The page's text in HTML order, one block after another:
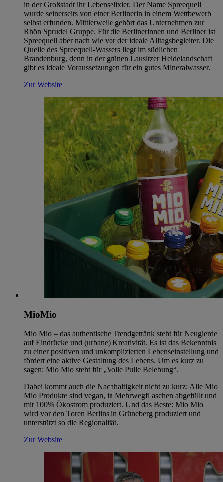
in der Großstadt ihr Lebenselixier. Der Name Spreequell
wurde seinerseits von einer Berlinerin in einem Wettbewerb
selbst erfunden. Mittlerweile gehört das Unternehmen zur
Rhön Sprudel Gruppe. Für die Berlinerinnen und Berliner ist
Spreequell aber nach wie vor der ideale Alltagsbegleiter. Die
Quelle des Spreequell-Wassers liegt im südlichen
Brandenburg, denn in der grünen Lausitzer Heidelandschaft
gibt es ideale Voraussetzungen für ein gutes Mineralwasser.
Zur Website
MioMio
Mio Mio – das authentische Trendgetränk steht für Neugierde
auf Eindrücke und (urbane) Kreativität. Es ist das Bekenntnis
zu einer positiven und unkomplizierten Lebenseinstellung und
fördert eine aktive Gestaltung des Lebens. Um es kurz zu
sagen: Mio Mio steht für „Volle Pulle Belebung“.
Dabei kommt auch die Nachhaltigkeit nicht zu kurz: Alle Mio
Mio Produkte sind vegan, in Mehrwegfl aschen abgefüllt und
mit 100% Ökostrom produziert. Und das Beste: Mio Mio
wird vor den Toren Berlins in Grüneberg produziert und
unterstützt so die Regionalität.
Zur Website